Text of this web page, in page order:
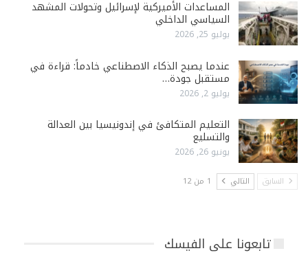
المساعدات الأميركية لإسرائيل وتحولات المشهد
السياسي الداخلي
يوليو 25, 2026
عندما يصبح الذكاء الاصطناعي خادماً: قراءة في
مستقبل جودة…
يوليو 2, 2026
التعليم المتكافئ في إندونيسيا بين العدالة
والتسليع
يونيو 26, 2026
السابق التالي 1 من 12
تابعونا على الفيسك